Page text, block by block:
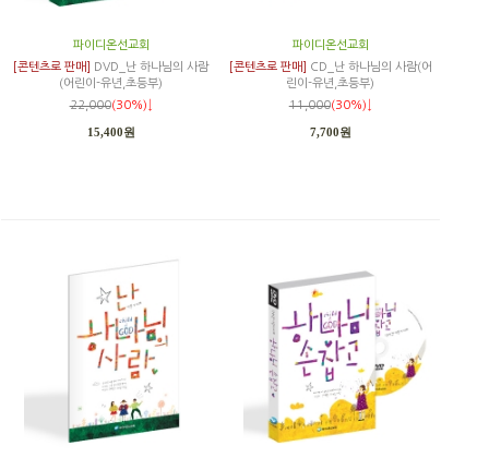
파이디온선교회
[콘텐츠로 판매]
DVD_난 하나님의 사람
(어린이-유년,초등부)
22,000(30%)↓
15,400원
파이디온선교회
[콘텐츠로 판매]
CD_난 하나님의 사람(어
린이-유년,초등부)
11,000(30%)↓
7,700원